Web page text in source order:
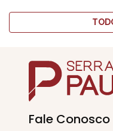
Fale Conosco